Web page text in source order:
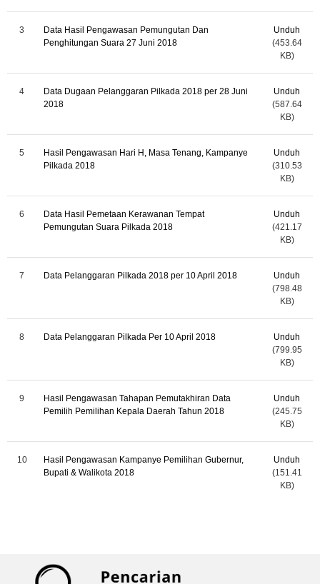
3
Data Hasil Pengawasan Pemungutan Dan
Penghitungan Suara 27 Juni 2018
Unduh
(453.64
KB)
4
Data Dugaan Pelanggaran Pilkada 2018 per 28 Juni
2018
Unduh
(587.64
KB)
5
Hasil Pengawasan Hari H, Masa Tenang, Kampanye
Pilkada 2018
Unduh
(310.53
KB)
6
Data Hasil Pemetaan Kerawanan Tempat
Pemungutan Suara Pilkada 2018
Unduh
(421.17
KB)
7 Data Pelanggaran Pilkada 2018 per 10 April 2018
Unduh
(798.48
KB)
8 Data Pelanggaran Pilkada Per 10 April 2018
Unduh
(799.95
KB)
9
Hasil Pengawasan Tahapan Pemutakhiran Data
Pemilih Pemilihan Kepala Daerah Tahun 2018
Unduh
(245.75
KB)
10
Hasil Pengawasan Kampanye Pemilihan Gubernur,
Bupati & Walikota 2018
Unduh
(151.41
KB)